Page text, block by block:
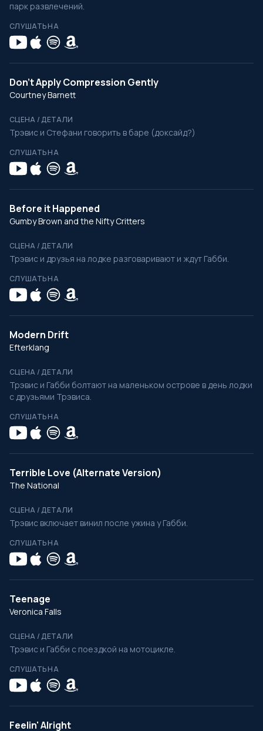
парк развлечений.
СЛУШАТЬ НА
Don't Apply Compression Gently
Courtney Barnett
СЦЕНА / ДЕТАЛИ
Трэвис и Стефани говорить в баре (доксайд?)
СЛУШАТЬ НА
Before it Happened
Gumby Brown and the Nifty Critters
СЦЕНА / ДЕТАЛИ
Трэвис и друзья на лодке разговаривают и ждут Габби.
СЛУШАТЬ НА
Modern Drift
Efterklang
СЦЕНА / ДЕТАЛИ
Трэвис и Габби болтают на маленьком острове в день лодки
с друзьями Трэвиса.
СЛУШАТЬ НА
Terrible Love (Alternate Version)
The National
СЦЕНА / ДЕТАЛИ
Трэвис включает винил после ужина у Габби.
СЛУШАТЬ НА
Teenage
Veronica Falls
СЦЕНА / ДЕТАЛИ
Трэвис и Габби с поездкой на мотоцикле.
СЛУШАТЬ НА
Feelin' Alright